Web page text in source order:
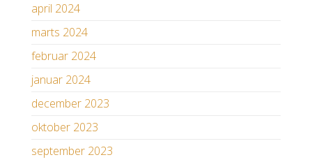
april 2024
marts 2024
februar 2024
januar 2024
december 2023
oktober 2023
september 2023